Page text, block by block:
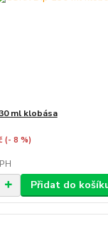
ml klobása
(- 8 %)
Přidat do